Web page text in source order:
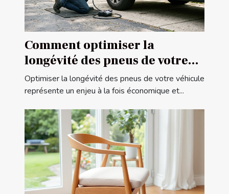
Comment optimiser la
longévité des pneus de votre
véhicule ?
Optimiser la longévité des pneus de votre véhicule
représente un enjeu à la fois économique et...